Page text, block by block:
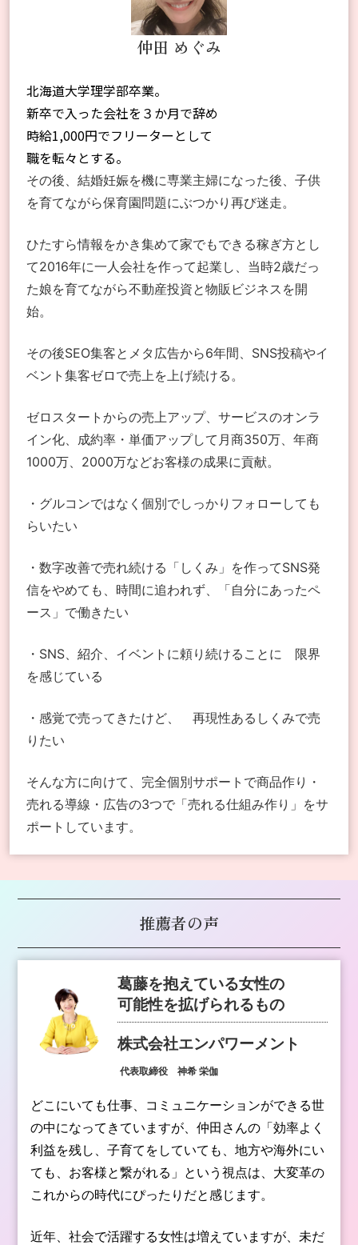
仲田 めぐみ
北海道大学理学部卒業。
新卒で入った会社を３か月で辞め
時給1,000円でフリーターとして
職を転々とする。
その後、結婚妊娠を機に専業主婦になった後、 子供
を育てながら保育園問題にぶつかり 再び迷走。
ひたすら情報をかき集めて家でもできる稼ぎ方とし
て2016年に一人会社を作って起業し、 当時2歳だっ
た娘を育てながら不動産投資と物販ビジネスを開
始。
その後SEO集客とメタ広告から6年間、SNS投稿やイ
ベント集客ゼロで売上を上げ続ける。
ゼロスタートからの売上アップ、 サービスのオンラ
イン化、 成約率・単価アップして 月商350万、年商
1000万、2000万などお客様の成果に貢献。
・グルコンではなく個別でしっかりフォローしても
らいたい
・数字改善で売れ続ける「しくみ」を作ってSNS発
信をやめても、時間に追われず、
「自分にあったペ
ース」で働きたい
・SNS、紹介、イベントに頼り続けることに 限界
を感じている
・感覚で売ってきたけど、
再現性あるしくみで売
りたい
そんな方に向けて、 完全個別サポートで商品作り・
売れる導線・広告の3つで 「売れる仕組み作り」をサ
ポートしています。
推薦者の声
葛藤を抱えている女性の
可能性を拡げられるもの
株式会社エンパワーメント
代表取締役 神希 栄伽
どこにいても仕事、コミュニケーションができる世
の中になってきていますが、仲田さんの「効率よく
利益を残し、子育てをしていても、地方や海外にい
ても、お客様と繋がれる」という視点は、大変革の
これからの時代にぴったりだと感じます。
近年、社会で活躍する女性は増えていますが、未だ